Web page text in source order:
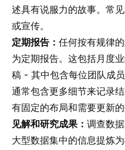
述具有说服力的故事。常
或宣传。
定期报告： 任何按有规律
为定期报告。这包括月度
稿 - 其中包含每位团队成
通常包含更多细节来记录
有固定的布局和需要更新的
见解和研究成果： 调查数
大型数据集中的信息提炼